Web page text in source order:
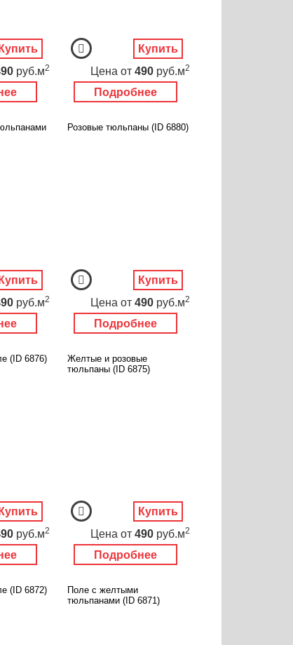
руб.м2
Купить
Подробнее
Цена от 490 руб.м2
Купить
руб.м2
Купить
Розовые тюльпаны (ID 6880)
Подробнее
Цена от 490 руб.м2
Купить
(ID 6876)
руб.м2
Купить
Желтые и розовые
тюльпаны (ID 6875)
Подробнее
Цена от 490 руб.м2
Купить
(ID 6872)
Поле с желтыми
тюльпанами (ID 6871)